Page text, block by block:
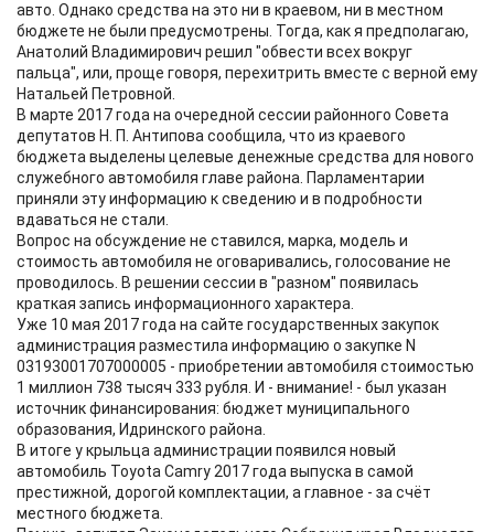
авто. Однако средства на это ни в краевом, ни в местном
бюджете не были предусмотрены. Тогда, как я предполагаю,
Анатолий Владимирович решил "обвести всех вокруг
пальца", или, проще говоря, перехитрить вместе с верной ему
Натальей Петровной.
В марте 2017 года на очередной сессии районного Совета
депутатов Н. П. Антипова сообщила, что из краевого
бюджета выделены целевые денежные средства для нового
служебного автомобиля главе района. Парламентарии
приняли эту информацию к сведению и в подробности
вдаваться не стали.
Вопрос на обсуждение не ставился, марка, модель и
стоимость автомобиля не оговаривались, голосование не
проводилось. В решении сессии в "разном" появилась
краткая запись информационного характера.
Уже 10 мая 2017 года на сайте государственных закупок
администрация разместила информацию о закупке N
03193001707000005 - приобретении автомобиля стоимостью
1 миллион 738 тысяч 333 рубля. И - внимание! - был указан
источник финансирования: бюджет муниципального
образования, Идринского района.
В итоге у крыльца администрации появился новый
автомобиль Toyota Camry 2017 года выпуска в самой
престижной, дорогой комплектации, а главное - за счёт
местного бюджета.